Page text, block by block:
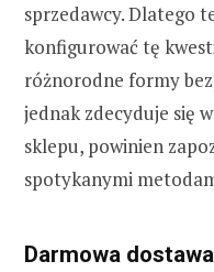
sprzedawcy. Dlatego
konfigurować tę
różnorodne formy
jednak zdecyduje się
sklepu, powinien
spotykanymi
Darmowa